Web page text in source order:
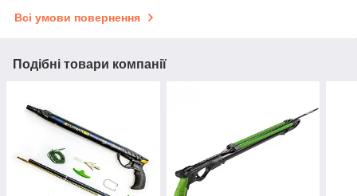
Всі умови повернення
Подібні товари компанії